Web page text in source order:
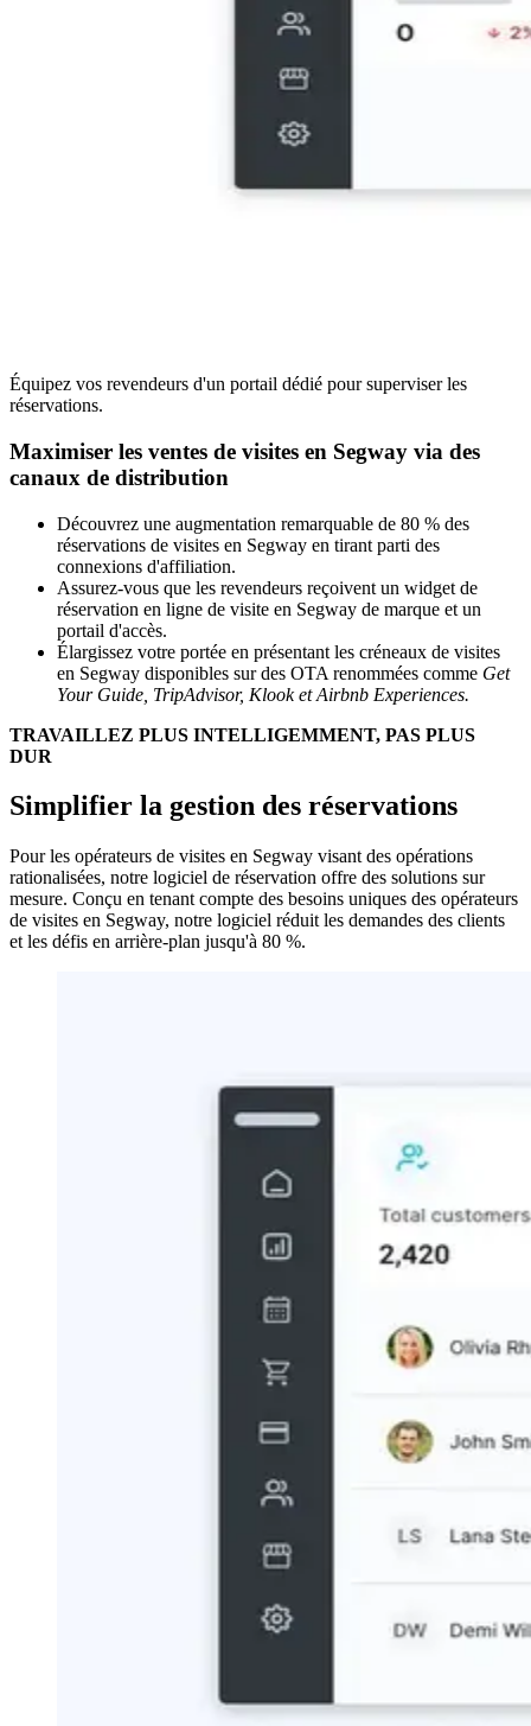
Équipez vos revendeurs d'un portail dédié pour superviser les
réservations.
Maximiser les ventes de visites en Segway via des
canaux de distribution
Découvrez une augmentation remarquable de 80 % des
réservations de visites en Segway en tirant parti des
connexions d'affiliation.
Assurez-vous que les revendeurs reçoivent un widget de
réservation en ligne de visite en Segway de marque et un
portail d'accès.
Élargissez votre portée en présentant les créneaux de visites
en Segway disponibles sur des OTA renommées comme Get
Your Guide, TripAdvisor, Klook et Airbnb Experiences.
TRAVAILLEZ PLUS INTELLIGEMMENT, PAS PLUS
DUR
Simplifier la gestion des réservations
Pour les opérateurs de visites en Segway visant des opérations
rationalisées, notre logiciel de réservation offre des solutions sur
mesure. Conçu en tenant compte des besoins uniques des opérateurs
de visites en Segway, notre logiciel réduit les demandes des clients
et les défis en arrière-plan jusqu'à 80 %.